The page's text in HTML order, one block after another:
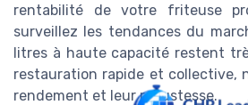
rentabilité de votre friteuse
surveillez les tendances du
litres à haute capacité restent
restauration rapide et collective,
rendement et leur robustesse.